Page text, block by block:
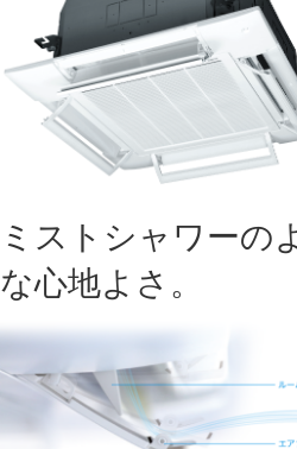
ミストシャワーの
な心地よさ。